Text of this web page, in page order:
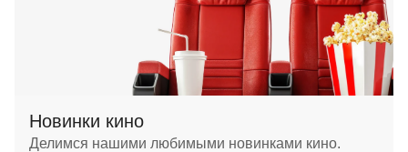
Новинки кино
Делимся нашими любимыми новинками кино.